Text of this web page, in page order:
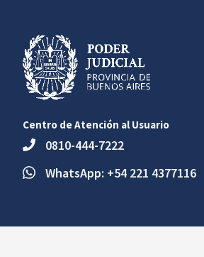
Centro de Atención al Usuario
0810-444-7222
WhatsApp: +54 221 4377116